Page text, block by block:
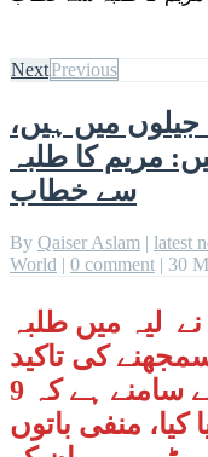
NextPrevious
جیلوں میں ہیں،
مریم کا طلبہ
سے خطاب
By Qaiser Aslam | latest
World | 0 comment | 30
لیہ میں طلبہ
فرق سمجھنے کی تاکید
کرتے ہوئے کہا کہ سب کے سامنے ہے کہ 9
کیا، منفی باتوں